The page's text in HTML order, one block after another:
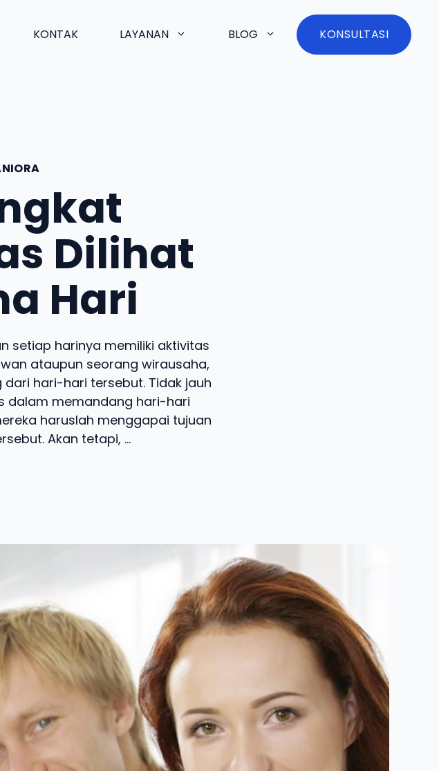
KONTAK LAYANAN BLOG KONSULTASI
Dilihat
Hari
setiap harinya memiliki aktivitas
ataupun seorang wirausaha,
hari-hari tersebut. Tidak jauh
dalam memandang hari-hari
haruslah menggapai tujuan
Akan tetapi, ...